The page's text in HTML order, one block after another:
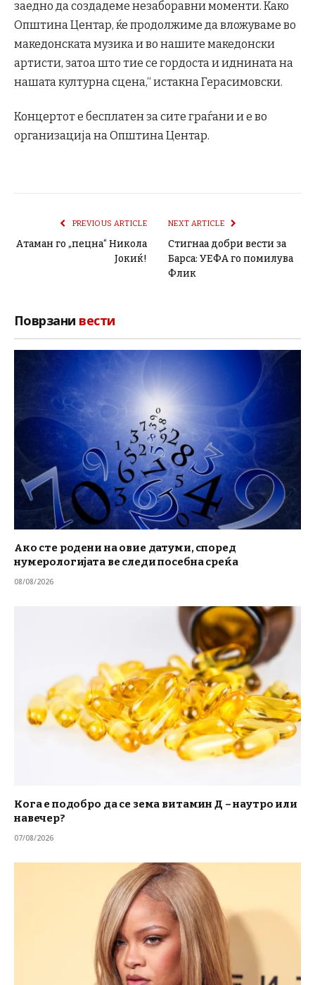
заедно да создадеме незаборавни моменти. Како
Општина Центар, ќе продолжиме да вложуваме во
македонската музика и во нашите македонски
артисти, затоа што тие се гордоста и иднината на
нашата културна сцена,“ истакна Герасимовски.
Концертот е бесплатен за сите граѓани и е во
организација на Општина Центар.
PREVIOUS ARTICLE
Атаман го „пецна“ Никола
Јокиќ!
NEXT ARTICLE
Стигнаа добри вести за
Барса: УЕФА го помилува
Флик
Поврзани вести
Ако сте родени на овие датуми, според
нумерологијата ве следи посебна среќа
08/08/2026
Кога е подобро да се зема витамин Д – наутро или
навечер?
07/08/2026